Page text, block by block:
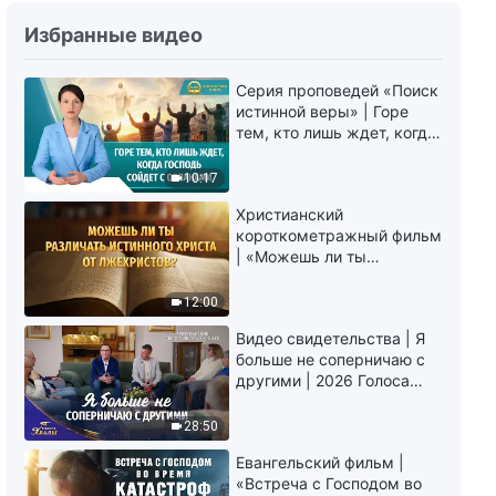
8:28
9:09
Божьи слова на каждый день:
Вхождение в жизнь | Отрывок
405
5:15
Божьи слова на каждый день:
Вхождение в жизнь | Отрывок
406
6:40
Божьи слова на каждый день:
Вхождение в жизнь | Отрывок
407
Избранные видео
10:17
Серия проповедей «Поиск
истинной веры» | Горе
тем, кто лишь ждет, когда
12:00
Христианский
короткометражный фильм
| «Можешь ли ты
28:50
Видео свидетельства | Я
больше не соперничаю с
другими | 2026 Голоса
Евангельский фильм |
«Встреча с Господом во